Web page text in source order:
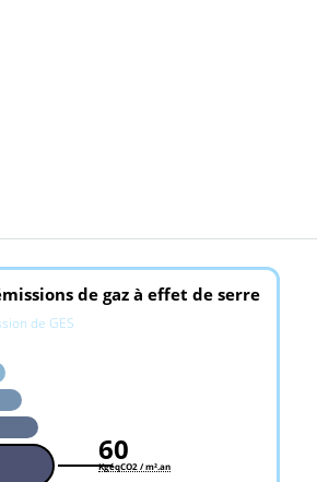
de gaz à effet de serre
de GES
60
KgéqCO2 / m².an